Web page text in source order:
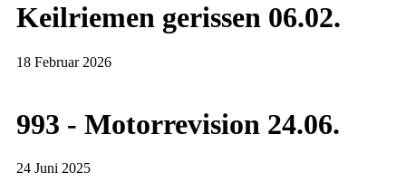
Keilriemen gerissen 06.02.
18 Februar 2026
993 - Motorrevision 24.06.
24 Juni 2025